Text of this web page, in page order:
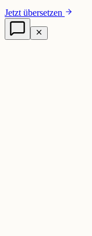
Jetzt übersetzen